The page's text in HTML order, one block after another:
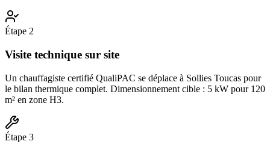
Étape 2
Visite technique sur site
Un chauffagiste certifié QualiPAC se déplace à Sollies Toucas pour
le bilan thermique complet. Dimensionnement cible : 5 kW pour 120
m² en zone H3.
Étape 3